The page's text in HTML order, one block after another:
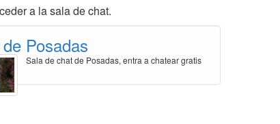
a la sala de chat.
Posadas
Sala de chat de Posadas, entra a chatear gratis